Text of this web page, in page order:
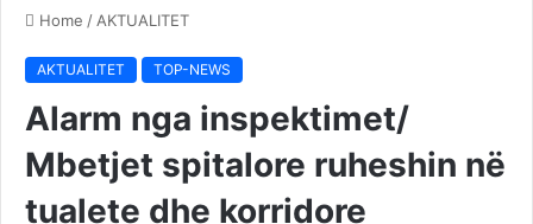
Home / AKTUALITET
AKTUALITET TOP-NEWS
Alarm nga inspektimet/
Mbetjet spitalore ruheshin në
tualete dhe korridore